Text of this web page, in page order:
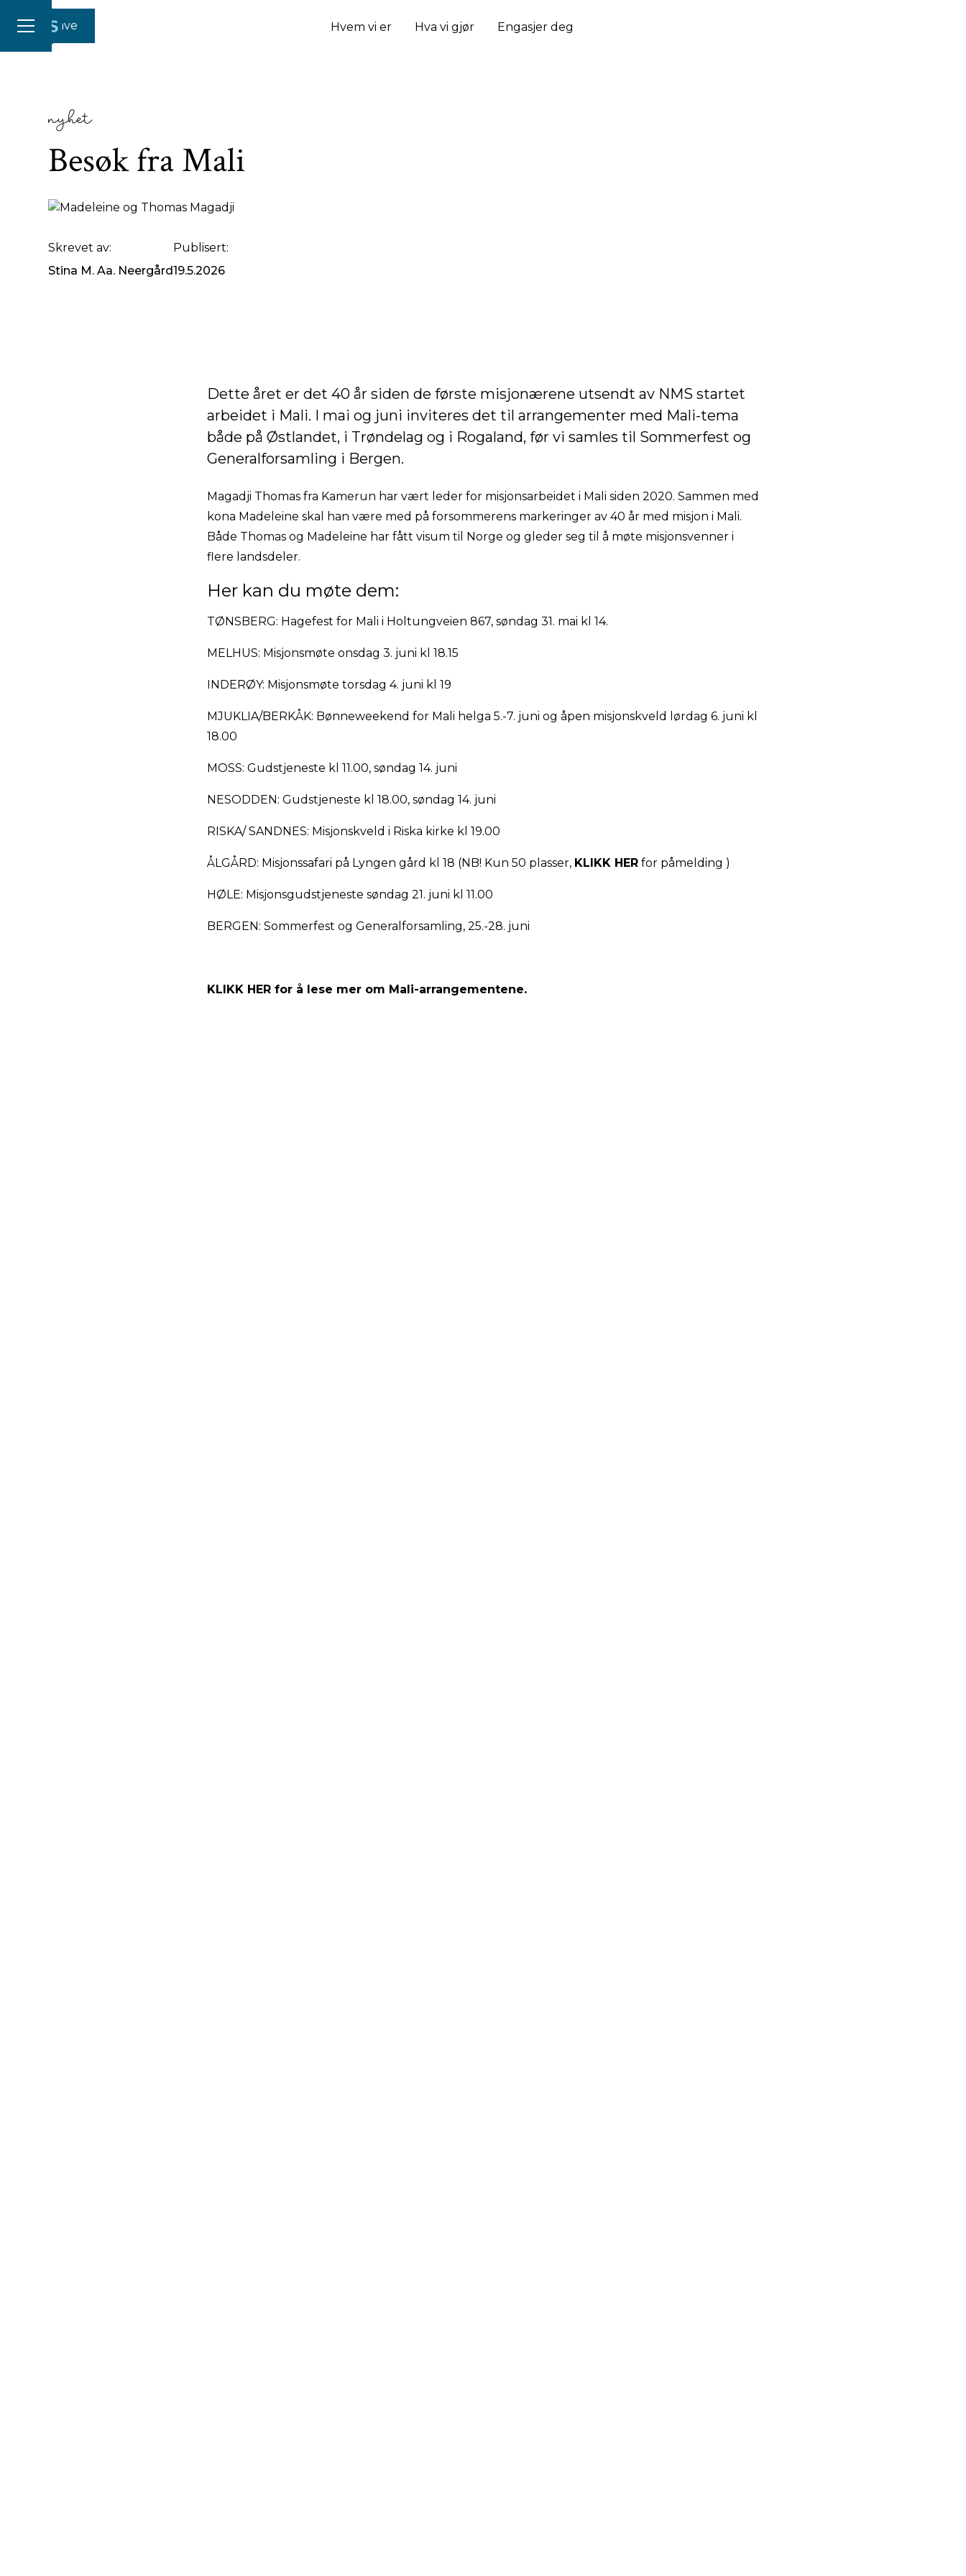
Hvem vi er Hva vi gjør Engasjer deg
Gi en gave
nyhet
Besøk fra Mali
Skrevet av:
Stina M. Aa. Neergård
Publisert:
19.5.2026
Dette året er det 40 år siden de første misjonærene utsendt av NMS startet
arbeidet i Mali. I mai og juni inviteres det til arrangementer med Mali-tema
både på Østlandet, i Trøndelag og i Rogaland, før vi samles til Sommerfest og
Generalforsamling i Bergen.
Magadji Thomas fra Kamerun har vært leder for misjonsarbeidet i Mali siden 2020. Sammen med
kona Madeleine skal han være med på forsommerens markeringer av 40 år med misjon i Mali.
Både Thomas og Madeleine har fått visum til Norge og gleder seg til å møte misjonsvenner i
flere landsdeler.
Her kan du møte dem:
TØNSBERG: Hagefest for Mali i Holtungveien 867, søndag 31. mai kl 14.
MELHUS: Misjonsmøte onsdag 3. juni kl 18.15
INDERØY: Misjonsmøte torsdag 4. juni kl 19
MJUKLIA/BERKÅK: Bønneweekend for Mali helga 5.-7. juni og åpen misjonskveld lørdag 6. juni kl
18.00
MOSS: Gudstjeneste kl 11.00, søndag 14. juni
NESODDEN: Gudstjeneste kl 18.00, søndag 14. juni
RISKA/ SANDNES: Misjonskveld i Riska kirke kl 19.00
ÅLGÅRD: Misjonssafari på Lyngen gård kl 18 (NB! Kun 50 plasser, KLIKK HER for påmelding )
HØLE: Misjonsgudstjeneste søndag 21. juni kl 11.00
BERGEN: Sommerfest og Generalforsamling, 25.-28. juni
KLIKK HER for å lese mer om Mali-arrangementene.